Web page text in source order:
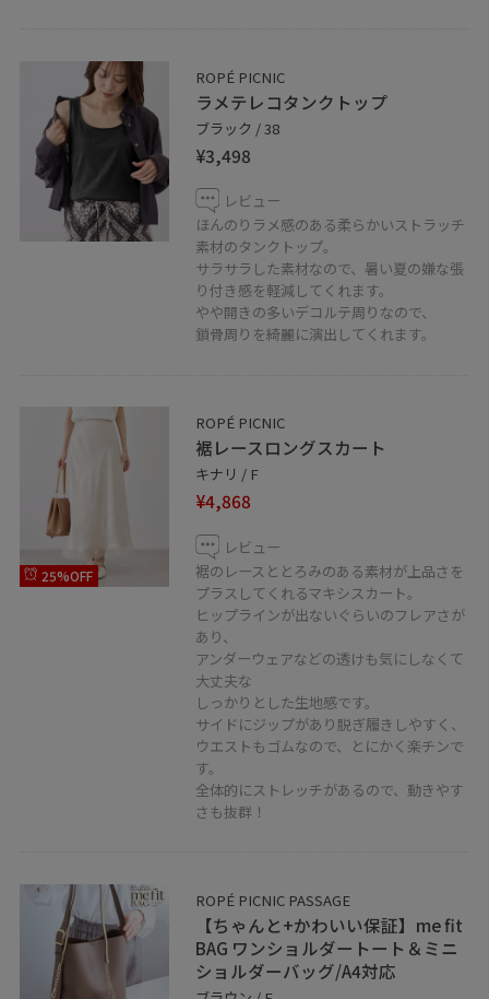
ROPÉ PICNIC
ラメテレコタンクトップ
ブラック / 38
¥3,498
レビュー
ほんのりラメ感のある柔らかいストラッチ
素材のタンクトップ。
サラサラした素材なので、暑い夏の嫌な張
り付き感を軽減してくれます。
やや開きの多いデコルテ周りなので、
鎖骨周りを綺麗に演出してくれます。
25%OFF
ROPÉ PICNIC
裾レースロングスカート
キナリ / F
¥4,868
レビュー
裾のレースととろみのある素材が上品さを
プラスしてくれるマキシスカート。
ヒップラインが出ないぐらいのフレアさが
あり、
アンダーウェアなどの透けも気にしなくて
大丈夫な
しっかりとした生地感です。
サイドにジップがあり脱ぎ履きしやすく、
ウエストもゴムなので、とにかく楽チンで
す。
全体的にストレッチがあるので、動きやす
さも抜群！
ROPÉ PICNIC PASSAGE
【ちゃんと+かわいい保証】me fit
BAG ワンショルダートート＆ミニ
ショルダーバッグ/A4対応